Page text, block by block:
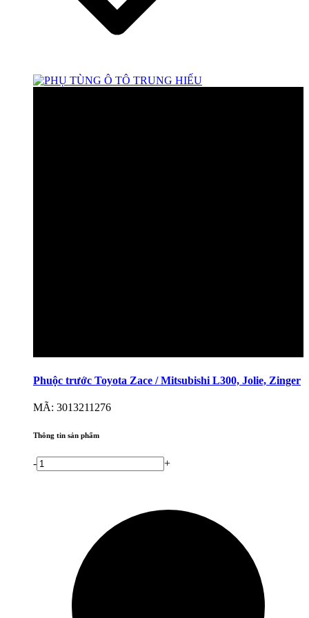
Phuộc trước Toyota Zace / Mitsubishi L300, Jolie, Zinger
MÃ: 3013211276
Thông tin sản phẩm
- +